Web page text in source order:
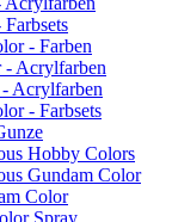
- Farben
- Acrylfarben
Acrylfarben
- Farbsets
Hobby Colors
Gundam Color
Color
Spray